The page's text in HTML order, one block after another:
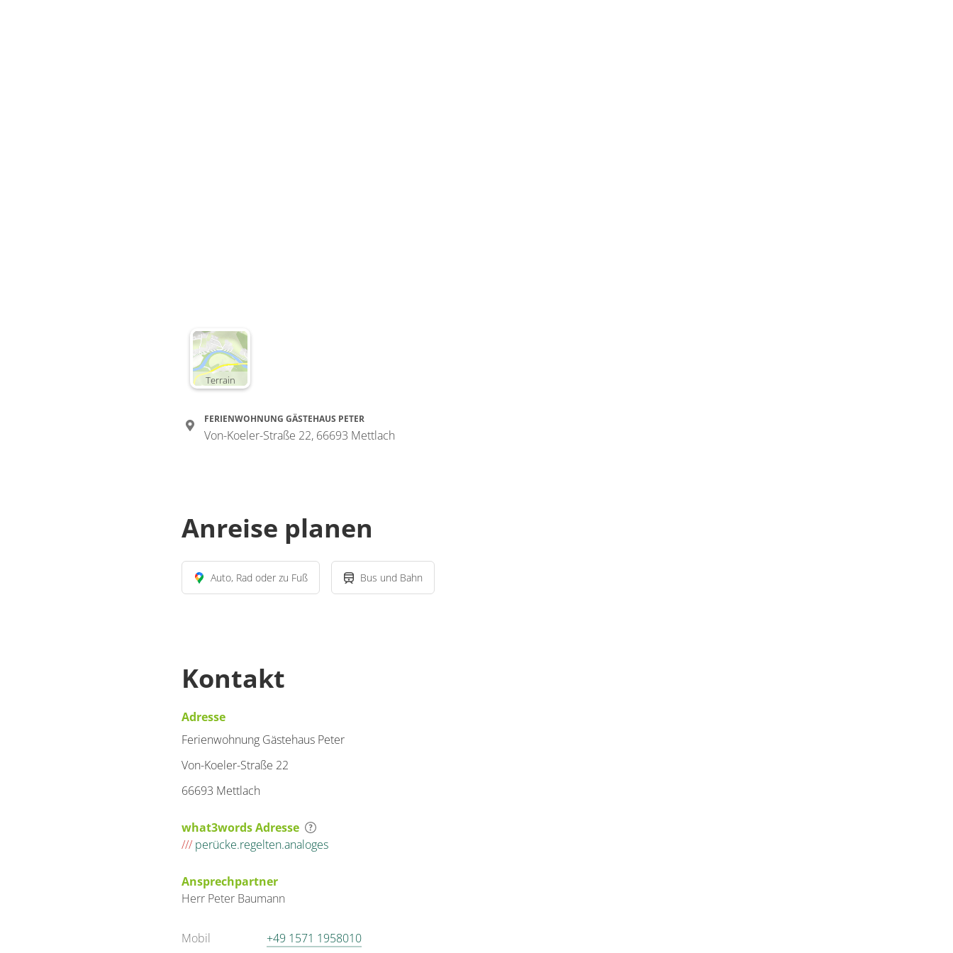
Terrain
FERIENWOHNUNG GÄSTEHAUS PETER
Von-Koeler-Straße 22, 66693 Mettlach
Anreise planen
Auto, Rad oder zu Fuß Bus und Bahn
Kontakt
Adresse
Ferienwohnung Gästehaus Peter
Von-Koeler-Straße 22
66693 Mettlach
what3words Adresse
/// perücke.regelten.analoges
Ansprechpartner
Herr Peter Baumann
Mobil
+49 1571 1958010